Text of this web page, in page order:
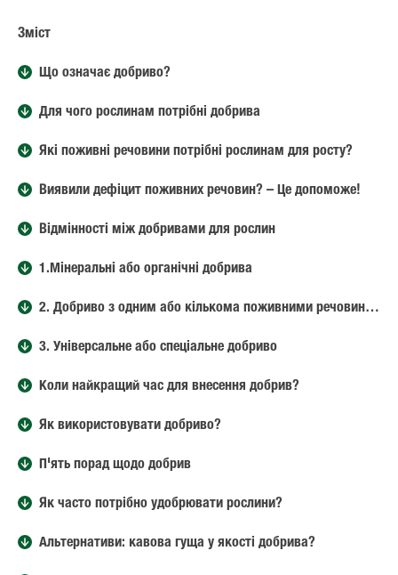
Зміст
Що означає добриво?
Для чого рослинам потрібні добрива
Які поживні речовини потрібні рослинам для росту?
Виявили дефіцит поживних речовин? – Це допоможе!
Відмінності між добривами для рослин
1.Мінеральні або органічні добрива
2. Добриво з одним або кількома поживними речовинами
3. Універсальне або спеціальне добриво
Коли найкращий час для внесення добрив?
Як використовувати добриво?
П'ять порад щодо добрив
Як часто потрібно удобрювати рослини?
Альтернативи: кавова гуща у якості добрива?